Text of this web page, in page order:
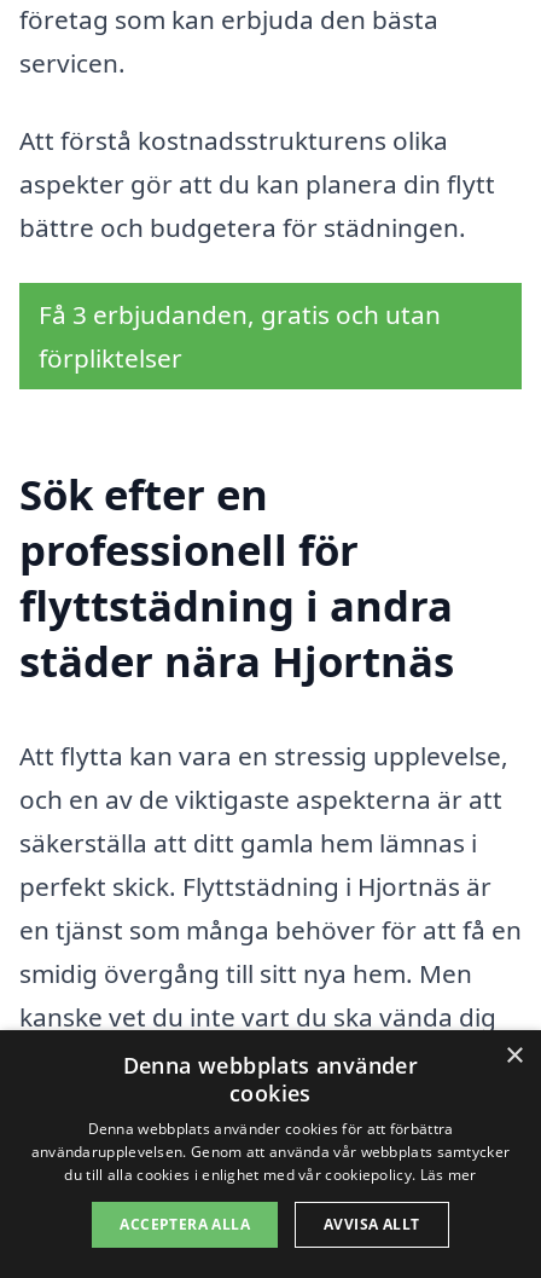
företag som kan erbjuda den bästa
servicen.
Att förstå kostnadsstrukturens olika
aspekter gör att du kan planera din flytt
bättre och budgetera för städningen.
Få 3 erbjudanden, gratis och utan
förpliktelser
Sök efter en
professionell för
flyttstädning i andra
städer nära Hjortnäs
Att flytta kan vara en stressig upplevelse,
och en av de viktigaste aspekterna är att
säkerställa att ditt gamla hem lämnas i
perfekt skick. Flyttstädning i Hjortnäs är
en tjänst som många behöver för att få en
smidig övergång till sitt nya hem. Men
kanske vet du inte vart du ska vända dig
för att hitta en pålitlig och professionell
städfirma. Låt oss hjälpa dig att navigera i
detta.
Det finns flera städer i närheten av
×
Denna webbplats använder
cookies
Denna webbplats använder cookies för att förbättra
användarupplevelsen. Genom att använda vår webbplats samtycker
du till alla cookies i enlighet med vår cookiepolicy. Läs mer
ACCEPTERA ALLA AVVISA ALLT